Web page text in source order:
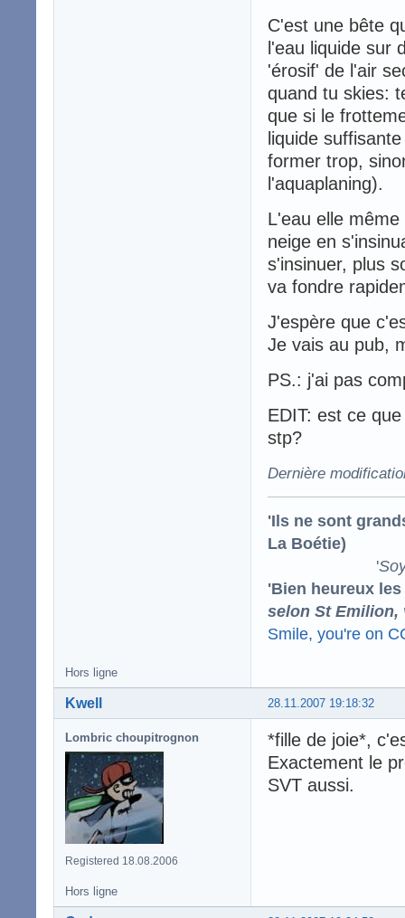
C'est une bête
l'eau liquide sur
'érosif' de l'air
quand tu skies:
que si le
liquide
former trop,
l'aquaplaning).
L'eau elle
neige en
s'insinuer, plus
va fondre
J'espère que
Je vais au pub,
PS.: j'ai pas
EDIT: est ce
stp?
Dernière
'Ils ne sont
La Boétie)
'
'Bien heureux
selon St Emilion,
Smile, you're on
Hors ligne
28.11.2007 19:18:32
Kwell
Lombric choupitrognon
Registered 18.08.2006
*fille de joie*,
Exactement le
SVT aussi.
Hors ligne